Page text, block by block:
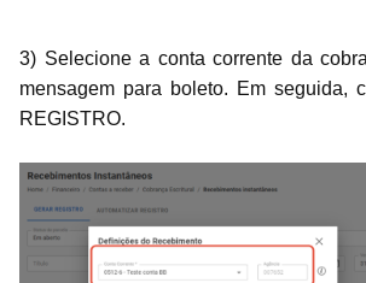
3) Selecione a conta corrente da
mensagem para boleto. Em seguida,
REGISTRO.